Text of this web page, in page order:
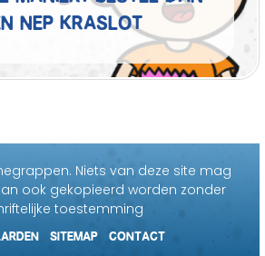
nep kraslot
Niets van deze site mag
ook gekopieerd worden zonder
toestemming
SITEMAP CONTACT